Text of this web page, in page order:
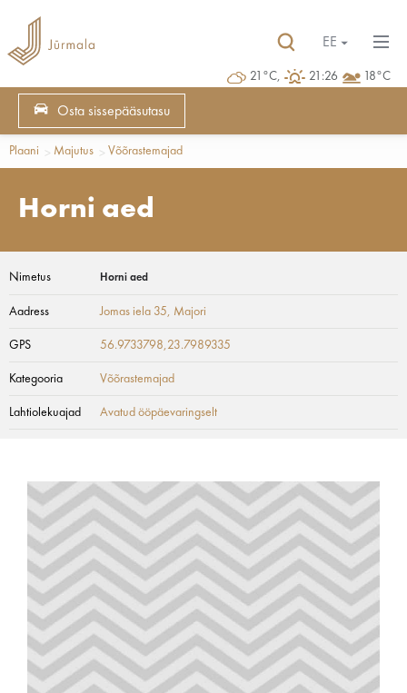
21°C, 21:26 18°C
EE
Osta sissepääsutasu
Plaani Majutus Võõrastemajad
Horni aed
Nimetus Horni aed
Aadress Jomas iela 35, Majori
GPS 56.9733798,23.7989335
Kategooria Võõrastemajad
Lahtiolekuajad Avatud ööpäevaringselt